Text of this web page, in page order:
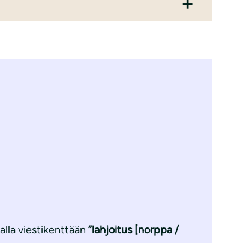
viestikenttään ”lahjoitus [norppa /